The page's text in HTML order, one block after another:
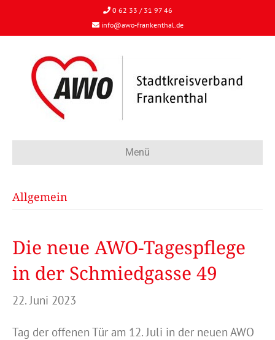
0 62 33 / 31 97 46
info@awo-frankenthal.de
Menü
Allgemein
Die neue AWO-Tagespflege
in der Schmiedgasse 49
22. Juni 2023
Tag der offenen Tür am 12. Juli in der neuen AWO